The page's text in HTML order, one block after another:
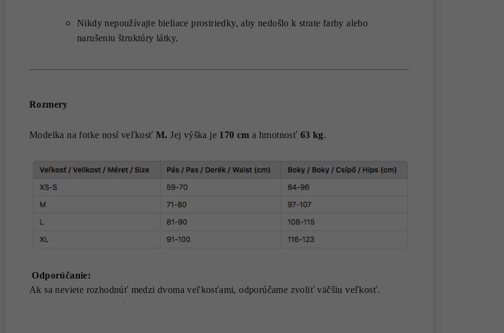
Nikdy nepoužívajte bieliace prostriedky, aby nedošlo k strate farby alebo
narušeniu štruktúry látky.
Rozmery
Modelka na fotke nosí veľkosť M. Jej výška je 170 cm a hmotnosť 63 kg.
Odporúčanie:
Ak sa neviete rozhodnúť medzi dvoma veľkosťami, odporúčame zvoliť väčšiu veľkosť.